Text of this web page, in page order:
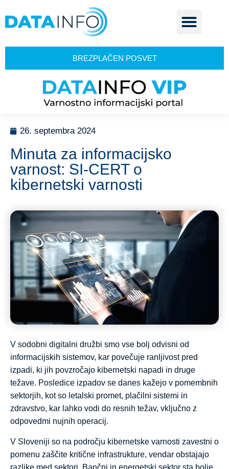
BREZPLAČEN POSVET
26. septembra 2024
Minuta za informacijsko
varnost: SI-CERT o
kibernetski varnosti
V sodobni digitalni družbi smo vse bolj odvisni od
informacijskih sistemov, kar povečuje ranljivost pred
izpadi, ki jih povzročajo kibernetski napadi in druge
težave. Posledice izpadov se danes kažejo v pomembnih
sektorjih, kot so letalski promet, plačilni sistemi in
zdravstvo, kar lahko vodi do resnih težav, vključno z
odpovedmi nujnih operacij.
V Sloveniji so na področju kibernetske varnosti zavestni o
pomenu zaščite kritične infrastrukture, vendar obstajajo
razlike med sektori. Bančni in energetski sektor sta bolje